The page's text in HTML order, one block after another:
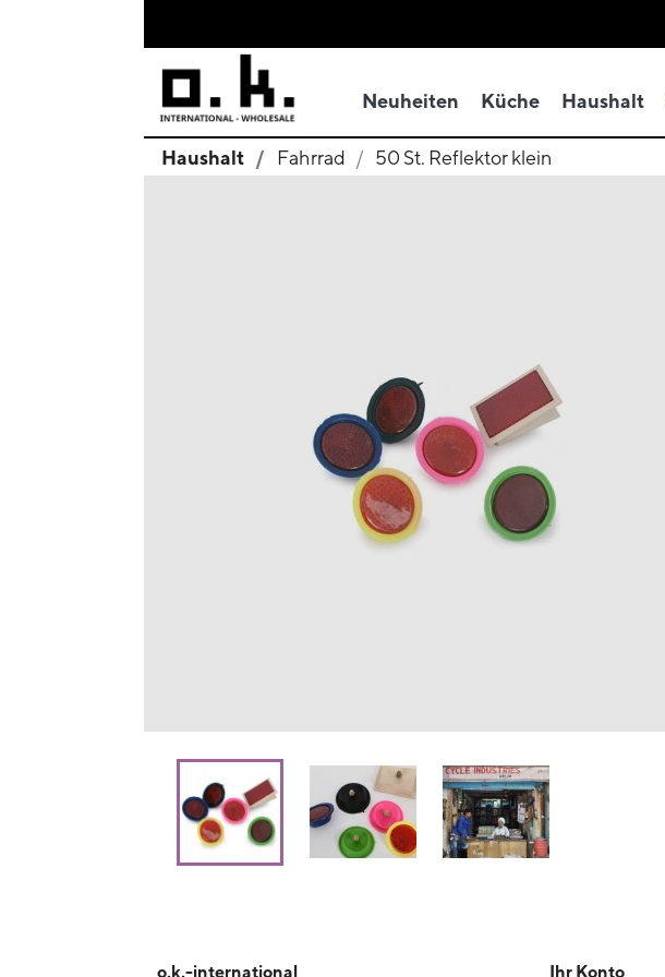
Neuheiten Küche Haushalt
Haushalt Fahrrad 50 St. Reflektor klein
search
o.k.-international Ihr Konto